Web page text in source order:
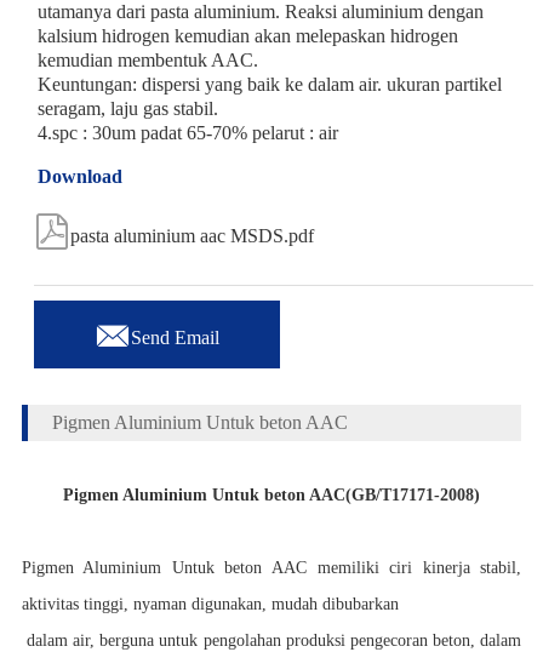
utamanya dari pasta aluminium. Reaksi aluminium dengan
kalsium hidrogen kemudian akan melepaskan hidrogen
kemudian membentuk AAC.
Keuntungan: dispersi yang baik ke dalam air. ukuran partikel
seragam, laju gas stabil.
4.spc : 30um padat 65-70% pelarut : air
Download
pasta aluminium aac MSDS.pdf
Send Email
Pigmen Aluminium Untuk beton AAC
Pigmen Aluminium Untuk beton AAC(GB/T17171-2008)
Pigmen Aluminium Untuk beton AAC memiliki ciri kinerja stabil,
aktivitas tinggi, nyaman digunakan, mudah dibubarkan
dalam air, berguna untuk pengolahan produksi pengecoran beton, dalam